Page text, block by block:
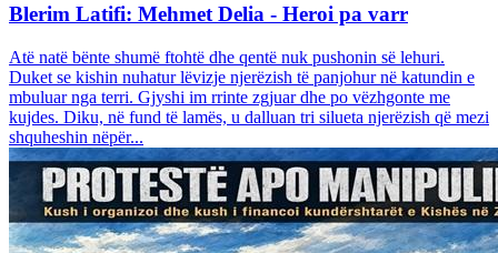
Blerim Latifi: Mehmet Delia - Heroi pa varr
Atë natë bënte shumë ftohtë dhe qentë nuk pushonin së lehuri.
Duket se kishin nuhatur lëvizje njerëzish të panjohur në katundin e
mbuluar nga terri. Gjyshi im rrinte zgjuar dhe po vëzhgonte me
kujdes. Diku, në fund të lamës, u dalluan tri silueta njerëzish që mezi
shquheshin nëpër...